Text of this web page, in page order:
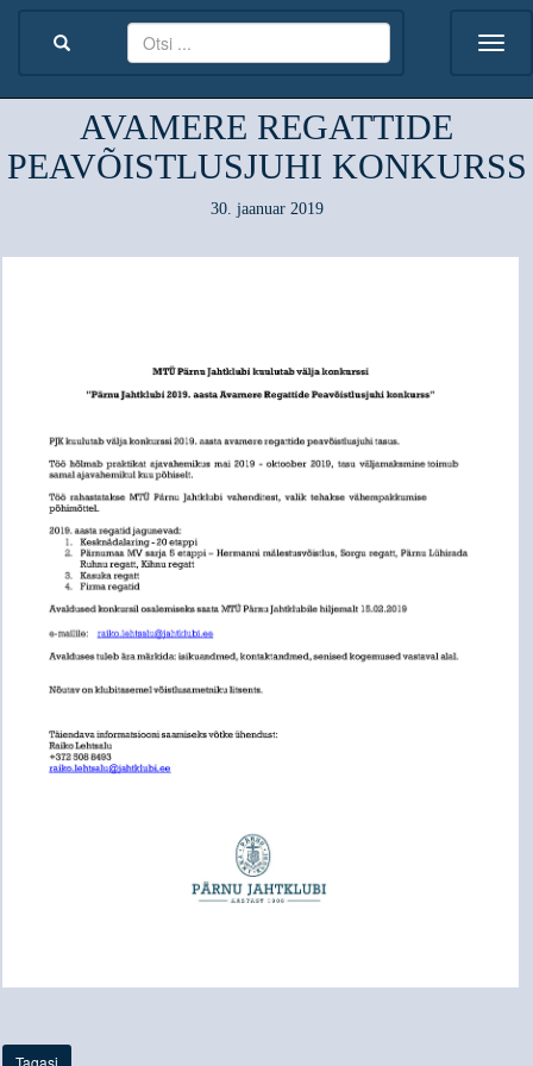
AVAMERE REGATTIDE
PEAVÕISTLUSJUHI KONKURSS
30. jaanuar 2019
Tagasi